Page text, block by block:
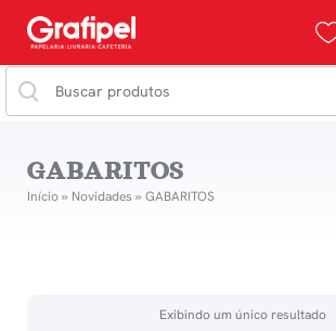
GABARITOS
Início» Novidades » GABARITOS
Exibindo um único resultado